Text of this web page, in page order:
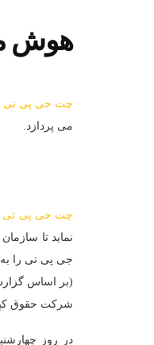
هوش
چت‌ جی‌ پی‌ تی
می پردازد.
چت‌ جی‌ پی‌ تی
نماید تا
جی‌ پی‌ تی را
(بر اساس
شرکت حقوق
در روز